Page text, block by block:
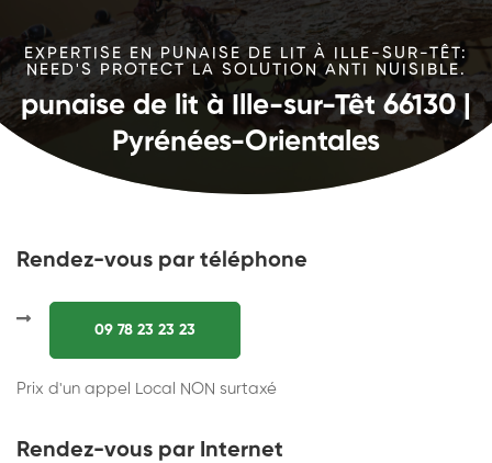
EXPERTISE EN PUNAISE DE LIT À ILLE-SUR-TÊT:
NEED'S PROTECT LA SOLUTION ANTI NUISIBLE.
punaise de lit à Ille-sur-Têt 66130 |
Pyrénées-Orientales
Rendez-vous par téléphone
09 78 23 23 23
Prix d'un appel Local NON surtaxé
Rendez-vous par Internet